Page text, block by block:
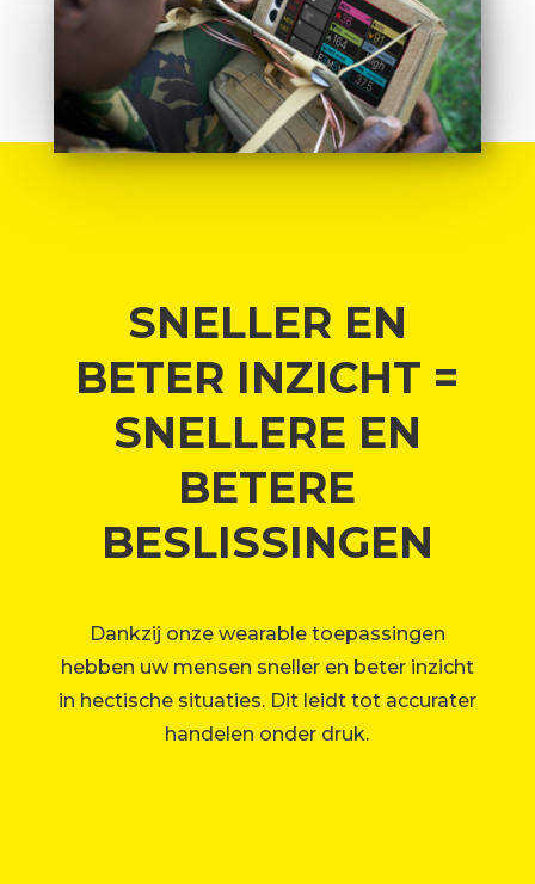
SNELLER EN
BETER INZICHT =
SNELLERE EN
BETERE
BESLISSINGEN
Dankzij onze wearable toepassingen
hebben uw mensen sneller en beter inzicht
in hectische situaties. Dit leidt tot accurater
handelen onder druk.